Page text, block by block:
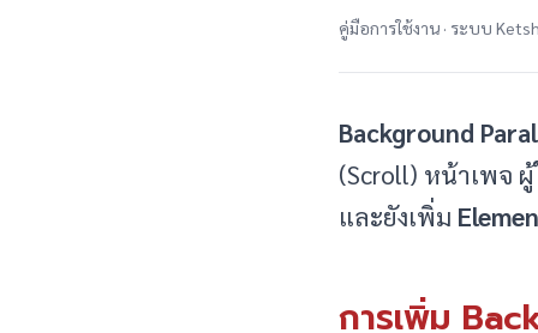
คู่มือการใช้งาน · ระบบ
Background
(Scroll) หน้าเพจ
และยังเพิ่ม
การเพิ่ม